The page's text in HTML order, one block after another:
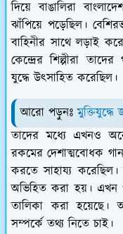
দিয়ে বাঙালিরা
ঝাঁপিয়ে পড়েছিল।
বাহিনীর সাথে লড়াই
কেন্দ্রের শিল্পীরা
যুদ্ধে উৎসাহিত করেছিল।
আরো পড়ুনঃ
তাদের মধ্যে এখনও
রকমের দেশাত্মবোধক গান
করতে সাহায্য করেছিল।
অভিহিত করা হয়। এখন
তালিকা করা হয়েছে।
সম্পর্কে তথ্য নিতে চাই।